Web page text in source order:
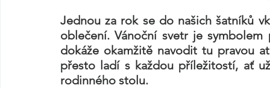
Jednou za rok se do našich šatníků
oblečení. Vánoční svetr je
dokáže okamžitě navodit tu pravou
přesto ladí s každou příležitostí, ať
rodinného stolu.